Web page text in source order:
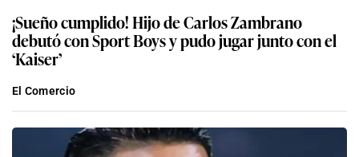
¡Sueño cumplido! Hijo de Carlos Zambrano
debutó con Sport Boys y pudo jugar junto con el
‘Kaiser’
El Comercio